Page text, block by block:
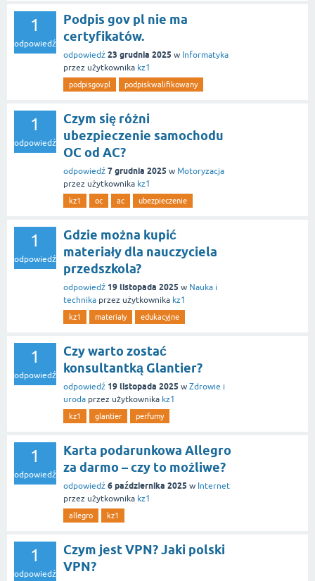
1
odpowiedź
Podpis gov pl nie ma
certyfikatów.
odpowiedź 23 grudnia 2025 w Informatyka
przez użytkownika kz1
podpisgovpl podpiskwalifikowany
1
odpowiedź
Czym się różni
ubezpieczenie samochodu
OC od AC?
odpowiedź 7 grudnia 2025 w Motoryzacja
przez użytkownika kz1
kz1 oc ac ubezpieczenie
1
odpowiedź
Gdzie można kupić
materiały dla nauczyciela
przedszkola?
odpowiedź 19 listopada 2025 w Nauka i
technika przez użytkownika kz1
kz1 materiały edukacyjne
1
odpowiedź
Czy warto zostać
konsultantką Glantier?
odpowiedź 19 listopada 2025 w Zdrowie i
uroda przez użytkownika kz1
kz1 glantier perfumy
1
odpowiedź
Karta podarunkowa Allegro
za darmo – czy to możliwe?
odpowiedź 6 października 2025 w Internet
przez użytkownika kz1
allegro kz1
1
odpowiedź
Czym jest VPN? Jaki polski
VPN?